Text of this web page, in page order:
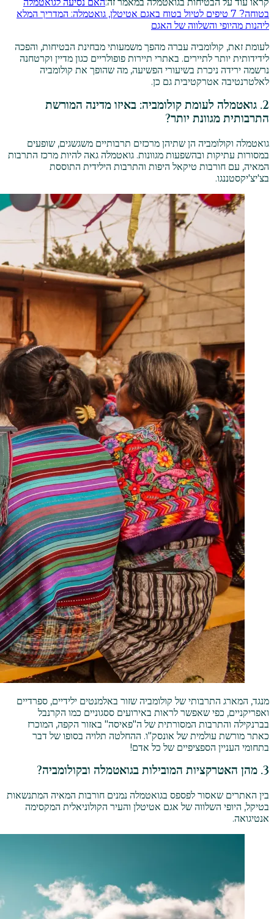
בטוחה? 7 טיפים לטיול בטוח באגם אטיטלן, גואטמלה: המדריך המלא
ליהנות מהיופי והשלווה של האגם
לעומת זאת, קולומביה עברה מהפך משמעותי מבחינת הבטיחות, והפכה
לידידותית יותר לתיירים. באתרי תיירות פופולריים כגון מדיין וקרטחנה
נרשמה ירידה ניכרת בשיעורי הפשיעה, מה שהופך את קולומביה
לאלטרנטיבה אטרקטיבית גם כן.
2. גואטמלה לעומת קולומביה: באיזו מדינה המורשת
התרבותית מגוונת יותר?
גואטמלה וקולומביה הן שתיהן מרכזים תרבותיים משגשגים, שופעים
במסורות עתיקות ובהשפעות מגוונות. גואטמלה גאה להיות מרכז התרבות
המאיה, עם חורבות טיקאל היפות והתרבות הילידית התוססת
בצ'יצ'יקסטננגו.
מנגד, המארג התרבותי של קולומביה שזור באלמנטים ילידיים, ספרדיים
ואפריקניים, כפי שאפשר לראות באירועים ססגוניים כמו הקרנבל
בברנקילה והתרבות המסורתית של ה"פאיסה" באזור הקפה, המוכרז
כאתר מורשת עולמית של אונסק"ו. ההחלטה תלויה בסופו של דבר
בתחומי העניין הספציפיים של כל אדם!
3. מהן האטרקציות המובילות בגואטמלה ובקולומביה?
בין האתרים שאסור לפספס בגואטמלה נמנים חורבות המאיה המתנשאות
בטיקל, היופי השלווה של אגם אטיטלן והעיר הקולוניאלית המקסימה
אנטיגואה.